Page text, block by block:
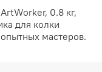
0.8 кг,
для колки
мастеров.